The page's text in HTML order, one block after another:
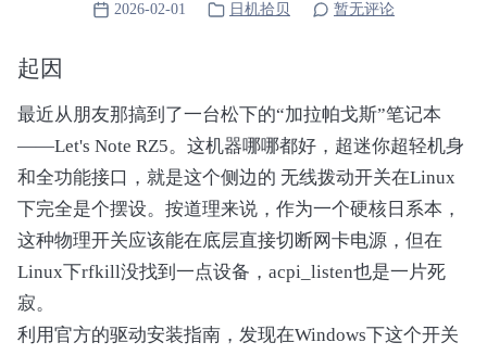
2026-02-01 日机拾贝 暂无评论
起因
最近从朋友那搞到了一台松下的“加拉帕戈斯”笔记本
——Let's Note RZ5。这机器哪哪都好，超迷你超轻机身
和全功能接口，就是这个侧边的 无线拨动开关在Linux
下完全是个摆设。按道理来说，作为一个硬核日系本，
这种物理开关应该能在底层直接切断网卡电源，但在
Linux下rfkill没找到一点设备，acpi_listen也是一片死
寂。
利用官方的驱动安装指南，发现在Windows下这个开关